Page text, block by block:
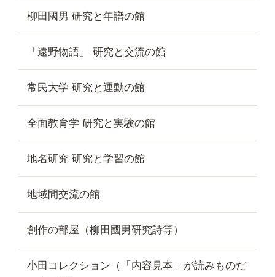
柳田國男 研究と年譜の館
「遠野物語」 研究と交流の館
常民大学 研究と運動の館
全面教育学 研究と実験の館
地名研究 研究と学習の館
地域間交流の館
創作の部屋（柳田國男研究詩等）
小田コレクション（「内容見本」が読みものだ